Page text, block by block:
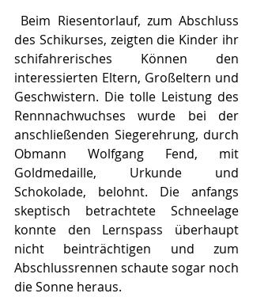
des Schikurses, zeigten die Kinder ihr
schifahrerisches Können den
interessierten Eltern, Großeltern und
Geschwistern. Die tolle Leistung des
Rennnachwuchses wurde bei der
anschließenden Siegerehrung, durch
Obmann Wolfgang Fend, mit
Goldmedaille, Urkunde und
Schokolade, belohnt. Die anfangs
skeptisch betrachtete Schneelage
konnte den Lernspass überhaupt
nicht beinträchtigen und zum
Abschlussrennen schaute sogar noch
die Sonne heraus.